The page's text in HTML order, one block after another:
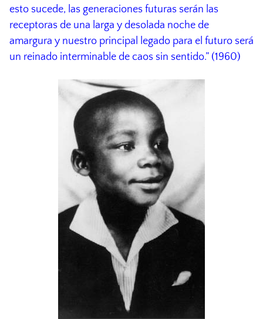
esto sucede, las generaciones futuras serán las
receptoras de una larga y desolada noche de
amargura y nuestro principal legado para el futuro será
un reinado interminable de caos sin sentido.” (1960)